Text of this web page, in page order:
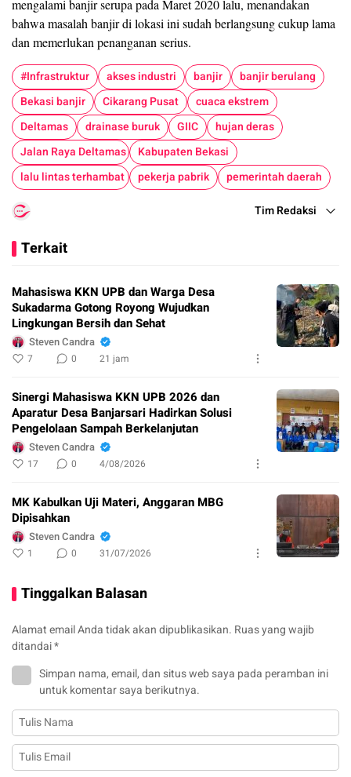
mengalami banjir serupa pada Maret 2020 lalu, menandakan
bahwa masalah banjir di lokasi ini sudah berlangsung cukup lama
dan memerlukan penanganan serius.
#Infrastruktur akses industri banjir
banjir berulang
Bekasi banjir
Cikarang Pusat
cuaca ekstrem
Deltamas
drainase buruk GIIC
hujan deras
Jalan Raya Deltamas
Kabupaten Bekasi
lalu lintas terhambat
pekerja pabrik pemerintah daerah
Tim Redaksi
Terkait
Mahasiswa KKN UPB dan Warga Desa
Sukadarma Gotong Royong Wujudkan
Lingkungan Bersih dan Sehat
Steven Candra
7 0 21 jam
Sinergi Mahasiswa KKN UPB 2026 dan
Aparatur Desa Banjarsari Hadirkan Solusi
Pengelolaan Sampah Berkelanjutan
Steven Candra
17 0 4/08/2026
MK Kabulkan Uji Materi, Anggaran MBG
Dipisahkan
Steven Candra
1 0 31/07/2026
Tinggalkan Balasan
Alamat email Anda tidak akan dipublikasikan. Ruas yang wajib
ditandai*
Simpan nama, email, dan situs web saya pada peramban ini
untuk komentar saya berikutnya.